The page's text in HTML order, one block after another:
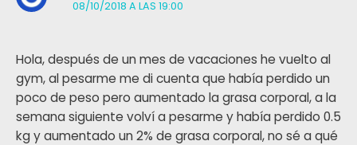
08/10/2018 A LAS 19:00
Hola, después de un mes de vacaciones he vuelto al
gym, al pesarme me di cuenta que había perdido un
poco de peso pero aumentado la grasa corporal, a la
semana siguiente volví a pesarme y había perdido 0.5
kg y aumentado un 2% de grasa corporal, no sé a qué